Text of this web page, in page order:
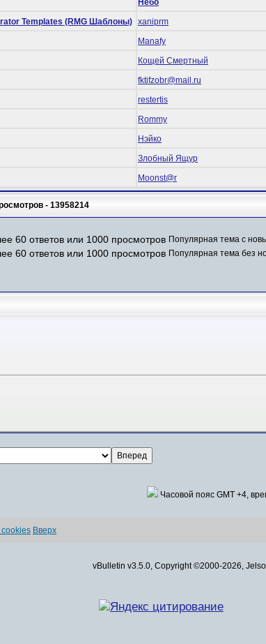
Templates (RMG Шаблоны) xaniprm
Manafy
Кощей Смертный
fktifzobr@mail.ru
restertis
Rommy
Нэйко
Злобный Ящур
Mооnst@r
- 13958214
Популярная тема с
Популярная тема без
Часовой пояс GMT +4,
cookies Вверх
vBulletin v3.5.0, Copyright ©2000-2026,